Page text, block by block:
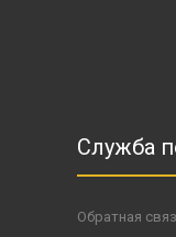
Служба
Обратная